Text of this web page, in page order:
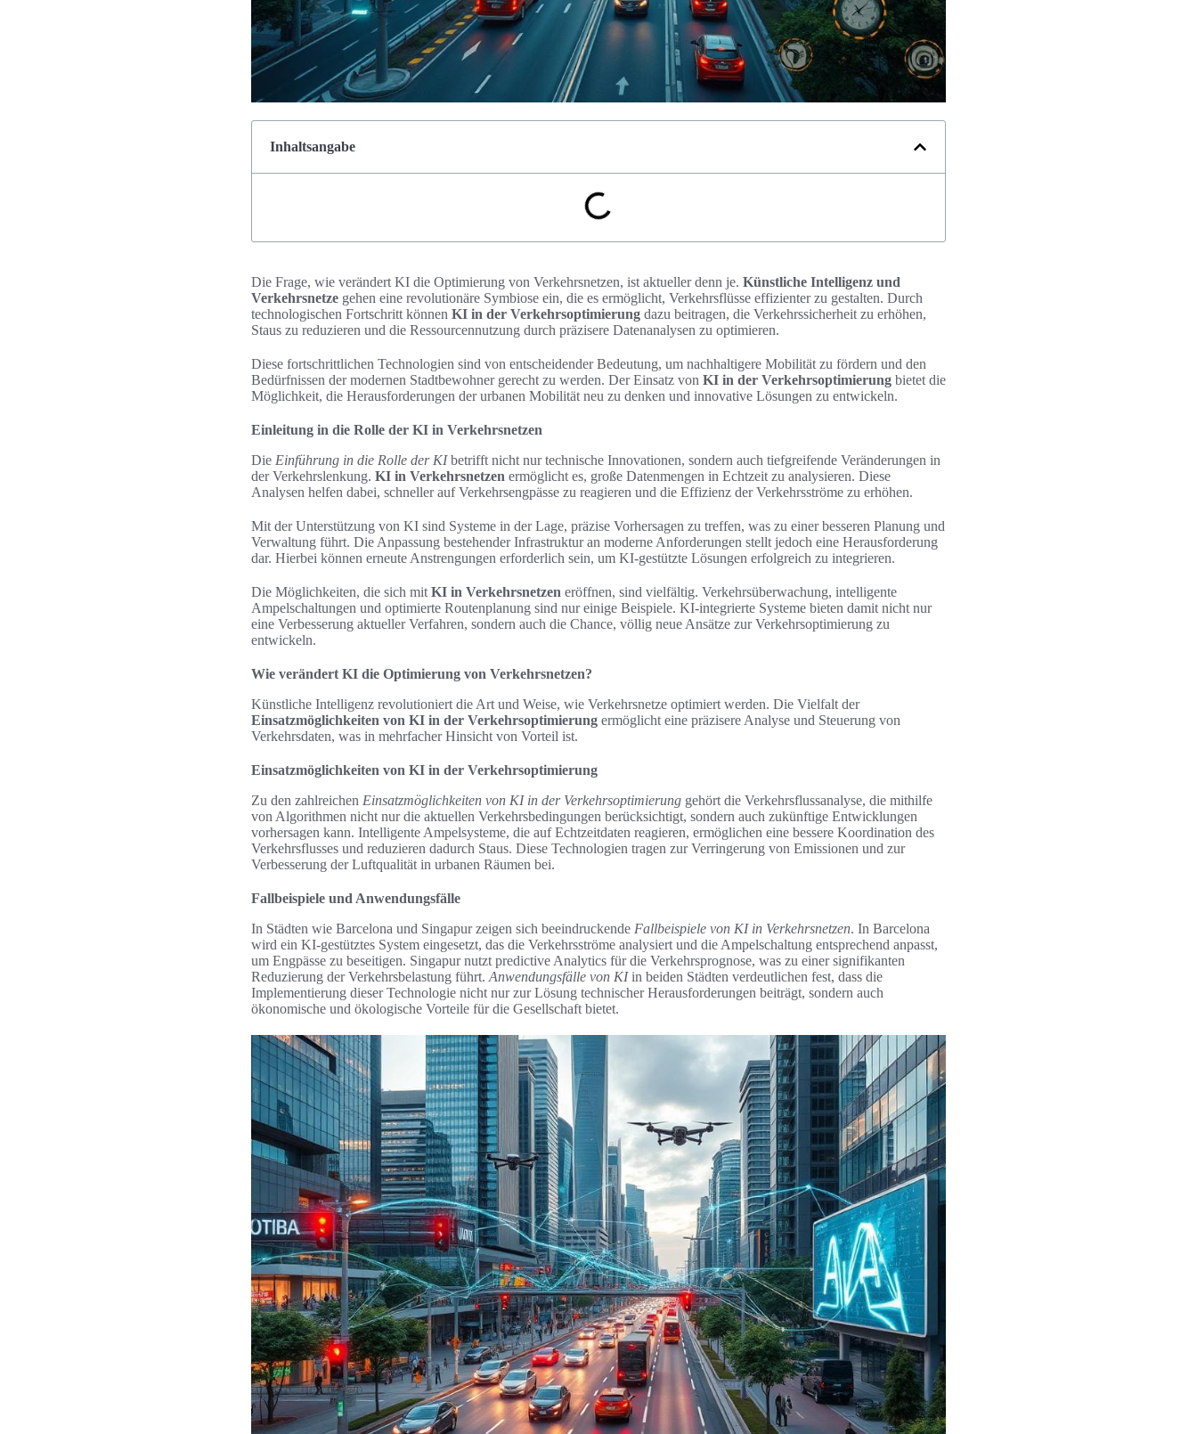
Inhaltsangabe
Die Frage, wie verändert KI die Optimierung von Verkehrsnetzen, ist aktueller denn je. Künstliche Intelligenz und
Verkehrsnetze gehen eine revolutionäre Symbiose ein, die es ermöglicht, Verkehrsflüsse effizienter zu gestalten. Durch
technologischen Fortschritt können KI in der Verkehrsoptimierung dazu beitragen, die Verkehrssicherheit zu erhöhen,
Staus zu reduzieren und die Ressourcennutzung durch präzisere Datenanalysen zu optimieren.
Diese fortschrittlichen Technologien sind von entscheidender Bedeutung, um nachhaltigere Mobilität zu fördern und den
Bedürfnissen der modernen Stadtbewohner gerecht zu werden. Der Einsatz von KI in der Verkehrsoptimierung bietet die
Möglichkeit, die Herausforderungen der urbanen Mobilität neu zu denken und innovative Lösungen zu entwickeln.
Einleitung in die Rolle der KI in Verkehrsnetzen
Die Einführung in die Rolle der KIbetrifft nicht nur technische Innovationen, sondern auch tiefgreifende Veränderungen in
der Verkehrslenkung. KI in Verkehrsnetzen ermöglicht es, große Datenmengen in Echtzeit zu analysieren. Diese
Analysen helfen dabei, schneller auf Verkehrsengpässe zu reagieren und die Effizienz der Verkehrsströme zu erhöhen.
Mit der Unterstützung von KI sind Systeme in der Lage, präzise Vorhersagen zu treffen, was zu einer besseren Planung und
Verwaltung führt. Die Anpassung bestehender Infrastruktur an moderne Anforderungen stellt jedoch eine Herausforderung
dar. Hierbei können erneute Anstrengungen erforderlich sein, um KI-gestützte Lösungen erfolgreich zu integrieren.
Die Möglichkeiten, die sich mit KI in Verkehrsnetzen eröffnen, sind vielfältig. Verkehrsüberwachung, intelligente
Ampelschaltungen und optimierte Routenplanung sind nur einige Beispiele. KI-integrierte Systeme bieten damit nicht nur
eine Verbesserung aktueller Verfahren, sondern auch die Chance, völlig neue Ansätze zur Verkehrsoptimierung zu
entwickeln.
Wie verändert KI die Optimierung von Verkehrsnetzen?
Künstliche Intelligenz revolutioniert die Art und Weise, wie Verkehrsnetze optimiert werden. Die Vielfalt der
Einsatzmöglichkeiten von KI in der Verkehrsoptimierung ermöglicht eine präzisere Analyse und Steuerung von
Verkehrsdaten, was in mehrfacher Hinsicht von Vorteil ist.
Einsatzmöglichkeiten von KI in der Verkehrsoptimierung
Zu den zahlreichen Einsatzmöglichkeiten von KI in der Verkehrsoptimierung gehört die Verkehrsflussanalyse, die mithilfe
von Algorithmen nicht nur die aktuellen Verkehrsbedingungen berücksichtigt, sondern auch zukünftige Entwicklungen
vorhersagen kann. Intelligente Ampelsysteme, die auf Echtzeitdaten reagieren, ermöglichen eine bessere Koordination des
Verkehrsflusses und reduzieren dadurch Staus. Diese Technologien tragen zur Verringerung von Emissionen und zur
Verbesserung der Luftqualität in urbanen Räumen bei.
Fallbeispiele und Anwendungsfälle
In Städten wie Barcelona und Singapur zeigen sich beeindruckende Fallbeispiele von KI in Verkehrsnetzen. In Barcelona
wird ein KI-gestütztes System eingesetzt, das die Verkehrsströme analysiert und die Ampelschaltung entsprechend anpasst,
um Engpässe zu beseitigen. Singapur nutzt predictive Analytics für die Verkehrsprognose, was zu einer signifikanten
Reduzierung der Verkehrsbelastung führt. Anwendungsfälle von KIin beiden Städten verdeutlichen fest, dass die
Implementierung dieser Technologie nicht nur zur Lösung technischer Herausforderungen beiträgt, sondern auch
ökonomische und ökologische Vorteile für die Gesellschaft bietet.